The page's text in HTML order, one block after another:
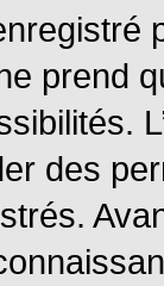
prend
des